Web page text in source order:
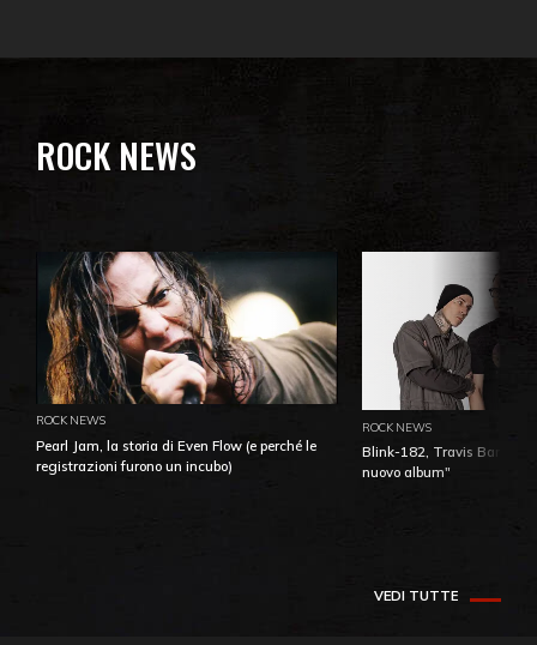
ROCK NEWS
ROCK NEWS
Pearl Jam, la storia di Even Flow (e perché le
registrazioni furono un incubo)
ROCK NEWS
Blink-182, Travis Barker:
nuovo album"
VEDI TUTTE